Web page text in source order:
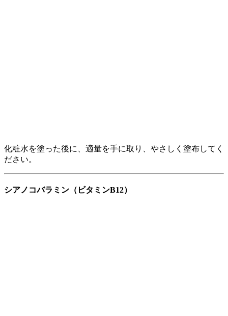
化粧水を塗った後に、適量を手に取り、やさしく塗布してく
ださい。
シアノコバラミン（ビタミンB12）